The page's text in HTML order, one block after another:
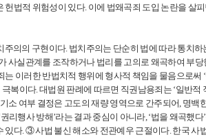
법적 위험성이 있다. 이에 법왜곡죄 도입 논란을 살
의의 구현이다. 법치주의는 단순히 법에 따라 통치하
사실관계를 조작하거나 법리를 고의로 왜곡하여 부당
이러한 반법치적 행위에 형사적 책임을 물음으로써
복이다. 대법원 판례에 따르면 직권남용죄는 ‘일반적
소 여부 결정은 고도의 재량 영역으로 간주되어, 명백
리행사 방해’라는 결과 중심이 아니라, ‘법을 왜곡했다
다. ③ 사법 불신 해소와 전관예우 근절이다. 한국 사